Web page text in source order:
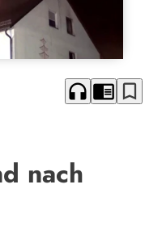
headphones chrome_reader_mode bookmark_border
nach